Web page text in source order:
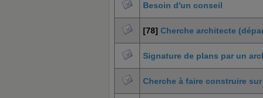
Besoin d'un conseil
[78] Cherche architecte
Signature de plans par un
Cherche à faire construire